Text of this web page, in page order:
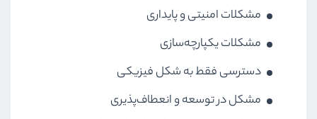
مشکلات امنیتی و پایداری
مشکلات یکپارچه‌سازی
دسترسی فقط به شکل فیزیکی
مشکل در توسعه و انعطاف‌پذیری